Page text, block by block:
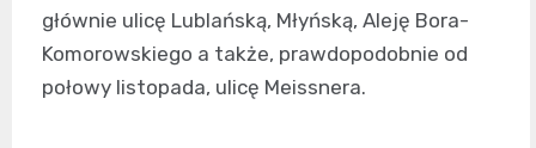
głównie ulicę Lublańską, Młyńską, Aleję Bora-
Komorowskiego a także, prawdopodobnie od
połowy listopada, ulicę Meissnera.